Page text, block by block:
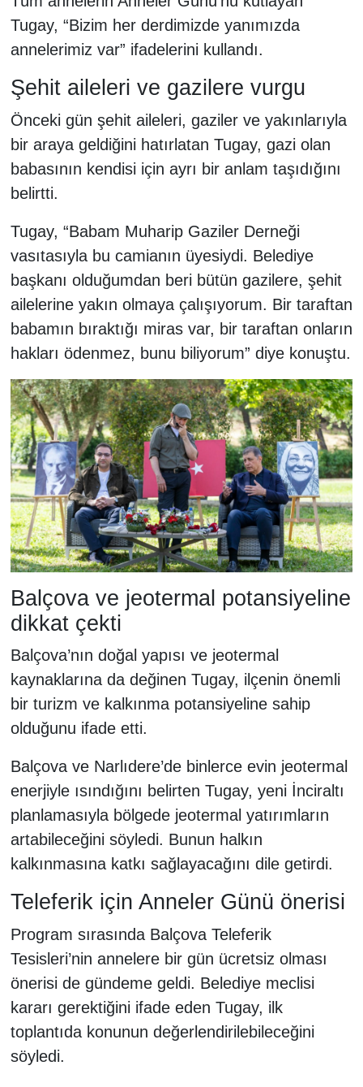
Tugay, “Bizim her derdimizde yanımızda
annelerimiz var” ifadelerini kullandı.
Şehit aileleri ve gazilere vurgu
Önceki gün şehit aileleri, gaziler ve yakınlarıyla
bir araya geldiğini hatırlatan Tugay, gazi olan
babasının kendisi için ayrı bir anlam taşıdığını
belirtti.
Tugay, “Babam Muharip Gaziler Derneği
vasıtasıyla bu camianın üyesiydi. Belediye
başkanı olduğumdan beri bütün gazilere, şehit
ailelerine yakın olmaya çalışıyorum. Bir taraftan
babamın bıraktığı miras var, bir taraftan onların
hakları ödenmez, bunu biliyorum” diye konuştu.
Balçova ve jeotermal potansiyeline
dikkat çekti
Balçova’nın doğal yapısı ve jeotermal
kaynaklarına da değinen Tugay, ilçenin önemli
bir turizm ve kalkınma potansiyeline sahip
olduğunu ifade etti.
Balçova ve Narlıdere’de binlerce evin jeotermal
enerjiyle ısındığını belirten Tugay, yeni İnciraltı
planlamasıyla bölgede jeotermal yatırımların
artabileceğini söyledi. Bunun halkın
kalkınmasına katkı sağlayacağını dile getirdi.
Teleferik için Anneler Günü önerisi
Program sırasında Balçova Teleferik
Tesisleri’nin annelere bir gün ücretsiz olması
önerisi de gündeme geldi. Belediye meclisi
kararı gerektiğini ifade eden Tugay, ilk
toplantıda konunun değerlendirilebileceğini
söyledi.